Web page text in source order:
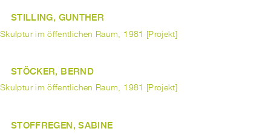
STILLING, GUNTHER
Skulptur im öffentlichen Raum, 1981 [Projekt]
STÖCKER, BERND
Skulptur im öffentlichen Raum, 1981 [Projekt]
STOFFREGEN, SABINE